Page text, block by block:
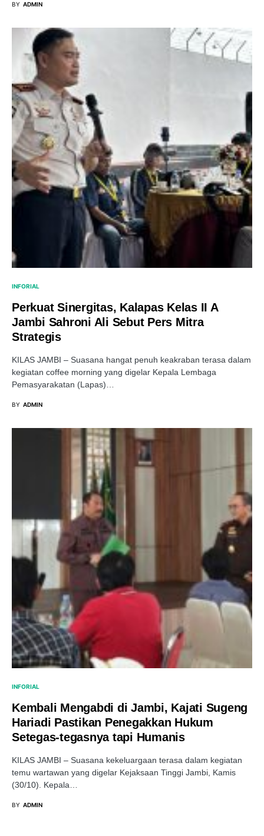
BY ADMIN
INFORIAL
Perkuat Sinergitas, Kalapas Kelas II A
Jambi Sahroni Ali Sebut Pers Mitra
Strategis
KILAS JAMBI – Suasana hangat penuh keakraban terasa dalam
kegiatan coffee morning yang digelar Kepala Lembaga
Pemasyarakatan (Lapas)…
BY ADMIN
INFORIAL
Kembali Mengabdi di Jambi, Kajati Sugeng
Hariadi Pastikan Penegakkan Hukum
Setegas-tegasnya tapi Humanis
KILAS JAMBI – Suasana kekeluargaan terasa dalam kegiatan
temu wartawan yang digelar Kejaksaan Tinggi Jambi, Kamis
(30/10). Kepala…
BY ADMIN